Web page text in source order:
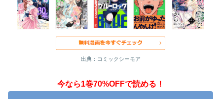
出典：コミックシーモア
今なら1巻70%OFFで読める！